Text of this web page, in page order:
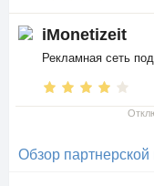
iMonetizeit
Рекламная сеть
Обзор